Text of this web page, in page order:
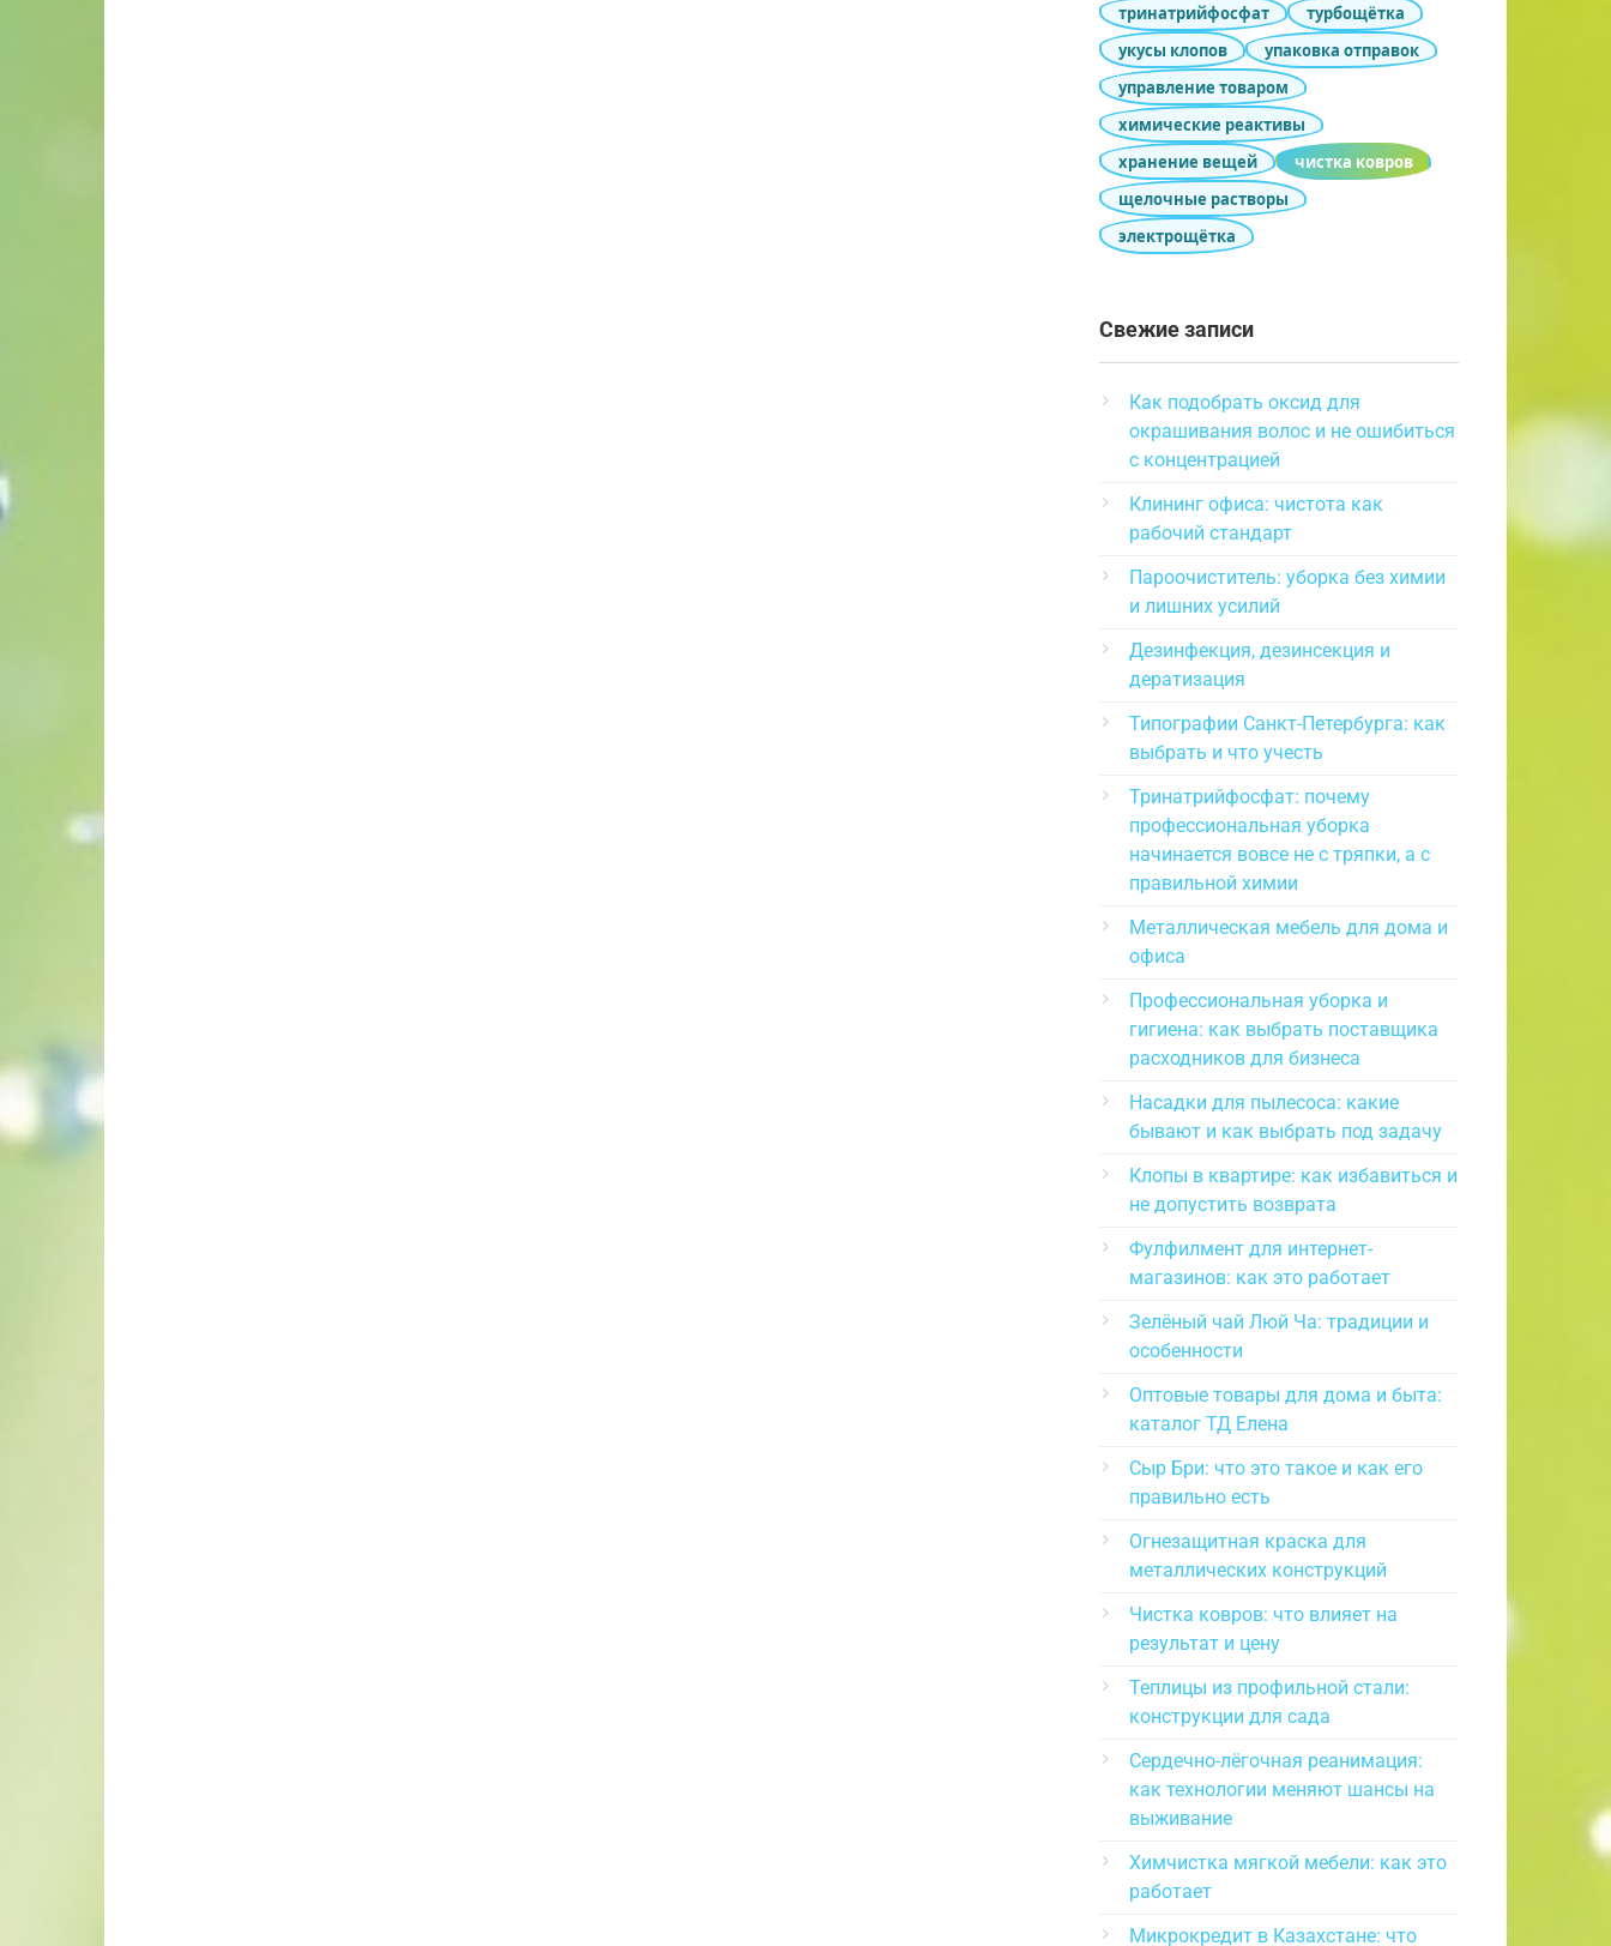
тринатрийфосфат
турбощётка
укусы клопов
упаковка отправок
управление товаром
химические реактивы
хранение вещей
чистка ковров
щелочные растворы
электрощётка
Свежие записи
Как подобрать оксид для
окрашивания волос и не ошибиться
с концентрацией
Клининг офиса: чистота как
рабочий стандарт
Пароочиститель: уборка без химии
и лишних усилий
Дезинфекция, дезинсекция и
дератизация
Типографии Санкт-Петербурга: как
выбрать и что учесть
Тринатрийфосфат: почему
профессиональная уборка
начинается вовсе не с тряпки, а с
правильной химии
Металлическая мебель для дома и
офиса
Профессиональная уборка и
гигиена: как выбрать поставщика
расходников для бизнеса
Насадки для пылесоса: какие
бывают и как выбрать под задачу
Клопы в квартире: как избавиться и
не допустить возврата
Фулфилмент для интернет-
магазинов: как это работает
Зелёный чай Люй Ча: традиции и
особенности
Оптовые товары для дома и быта:
каталог ТД Елена
Сыр Бри: что это такое и как его
правильно есть
Огнезащитная краска для
металлических конструкций
Чистка ковров: что влияет на
результат и цену
Теплицы из профильной стали:
конструкции для сада
Сердечно-лёгочная реанимация:
как технологии меняют шансы на
выживание
Химчистка мягкой мебели: как это
работает
Микрокредит в Казахстане: что